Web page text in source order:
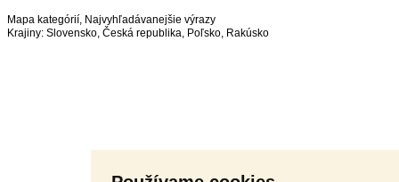
Mapa kategórií, Najvyhľadávanejšie výrazy
Krajiny: Slovensko, Česká republika, Poľsko, Rakúsko